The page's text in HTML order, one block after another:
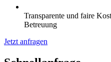
Transparente und faire
Betreuung
Jetzt anfragen